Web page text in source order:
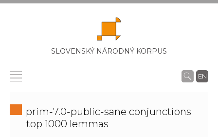
SLOVENSKÝ NÁRODNÝ KORPUS
EN
prim-7.0-public-sane conjunctions
top 1000 lemmas